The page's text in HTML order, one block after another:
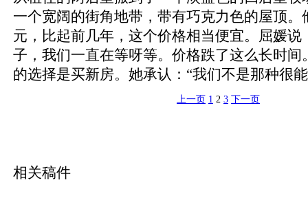
一个宽阔的街角地带，带有巧克力色的屋顶。
元，比起前几年，这个价格相当便宜。屈媛说
子，我们一直在等呀等。价格跌了这么长时间
的选择是买新房。她承认：“我们不是那种很
上一页 1 2 3 下一页
相关稿件